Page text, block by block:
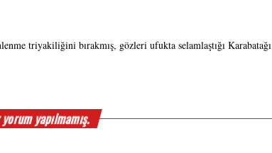
triyakiliğini bırakmış, gözleri ufukta selamlaştığı Karabatağı
yapılmamış.